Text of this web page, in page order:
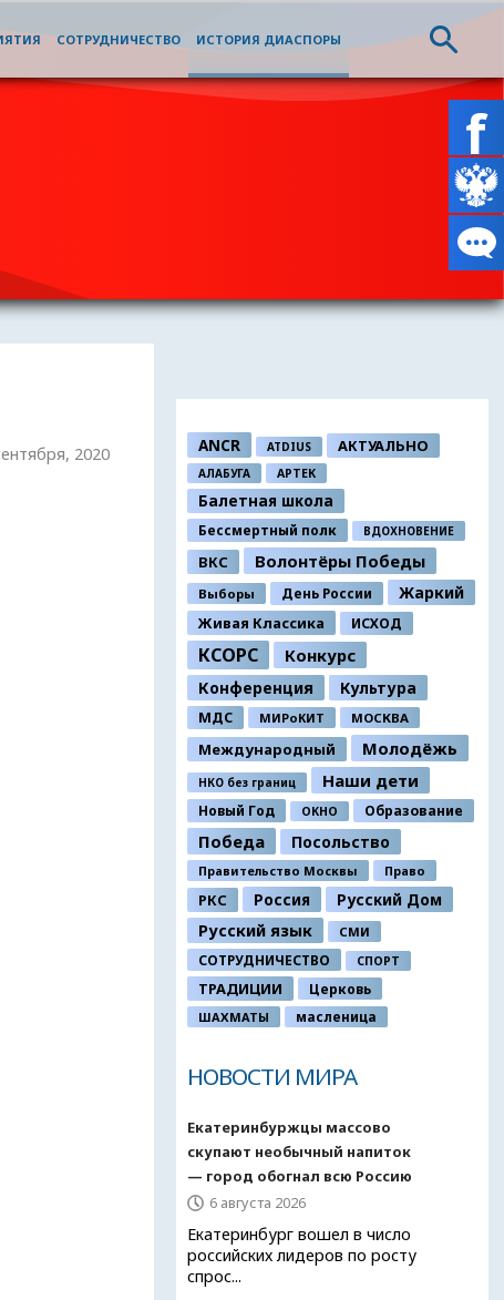
СОТРУДНИЧЕСТВО ИСТОРИЯ ДИАСПОРЫ
2020 ANCR ATDIUS АКТУАЛЬНО
АЛАБУГА АРТЕК
Балетная школа
Бессмертный полк ВДОХНОВЕНИЕ
ВКС Волонтёры Победы
Выборы День России Жаркий
Живая Классика ИСХОД
КСОРС Конкурс
Конференция Культура
МДС МИРоКИТ МОСКВА
Международный Молодёжь
НКО без границ Наши дети
Новый Год ОКНО Образование
Победа Посольство
Правительство Москвы Право
РКС Россия
Русский Дом
Русский язык
СМИ
СОТРУДНИЧЕСТВО СПОРТ
ТРАДИЦИИ Церковь
ШАХМАТЫ масленица
НОВОСТИ МИРА
Екатеринбуржцы массово
скупают необычный напиток
— город обогнал всю Россию
6 августа 2026
Екатеринбург вошел в число
российских лидеров по росту
спрос...